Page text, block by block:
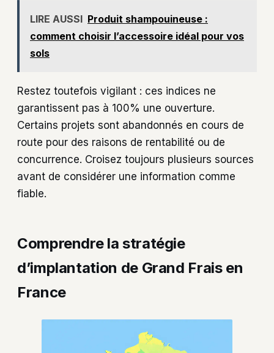
LIRE AUSSI Produit shampouineuse :
comment choisir l’accessoire idéal pour vos
sols
Restez toutefois vigilant : ces indices ne
garantissent pas à 100% une ouverture.
Certains projets sont abandonnés en cours de
route pour des raisons de rentabilité ou de
concurrence. Croisez toujours plusieurs sources
avant de considérer une information comme
fiable.
Comprendre la stratégie
d’implantation de Grand Frais en
France